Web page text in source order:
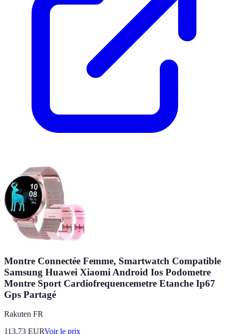
Montre Connectée Femme, Smartwatch Compatible
Samsung Huawei Xiaomi Android Ios Podometre
Montre Sport Cardiofrequencemetre Etanche Ip67
Gps Partagé
Rakuten FR
113.73 EURVoir le prix